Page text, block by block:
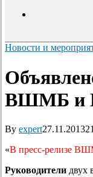
Новости и
ВШМБ и
By expert27.11.2013
«В пресс-релизе
Руководители двух